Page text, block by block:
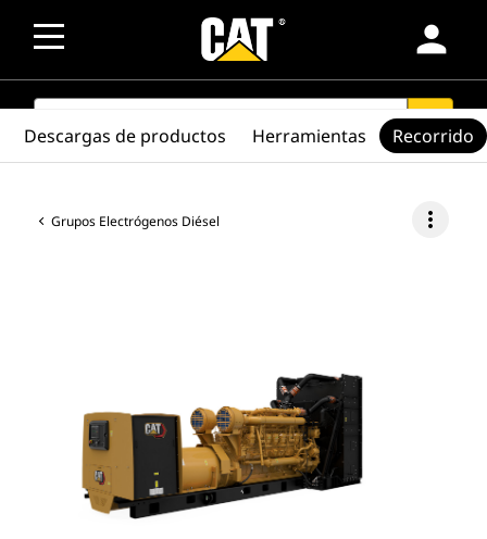
person
SEARCH search
Grupos Electrógenos Diésel more_vert
Descargas de productos Herramientas Recorrido